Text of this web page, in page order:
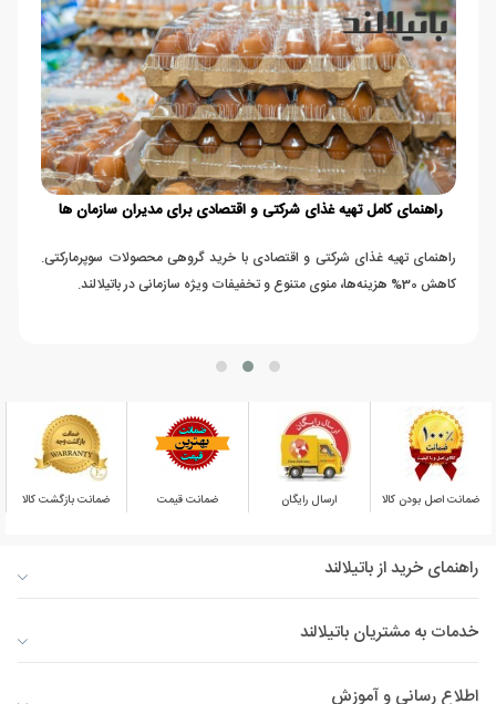
راهنمای کامل تهیه غذای شرکتی و اقتصادی برای مدیران سازمان ها
راهنمای تهیه غذای شرکتی و اقتصادی با خرید گروهی محصولات سوپرمارکتی.
کاهش 30% هزینه‌ها، منوی متنوع و تخفیفات ویژه سازمانی در باتیلالند.
ضمانت اصل بودن کالا ارسال رایگان ضمانت قیمت ضمانت بازگشت کالا
راهنمای خرید از باتیلالند
خدمات به مشتریان باتیلالند
اطلاع رسانی و آموزش